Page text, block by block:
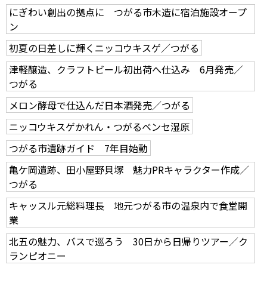
にぎわい創出の拠点に つがる市木造に宿泊施設オープ
ン
初夏の日差しに輝くニッコウキスゲ／つがる
津軽醸造、クラフトビール初出荷へ仕込み 6月発売／
つがる
メロン酵母で仕込んだ日本酒発売／つがる
ニッコウキスゲかれん・つがるベンセ湿原
つがる市遺跡ガイド 7年目始動
亀ケ岡遺跡、田小屋野貝塚 魅力PRキャラクター作成／
つがる
キャッスル元総料理長 地元つがる市の温泉内で食堂開
業
北五の魅力、バスで巡ろう 30日から日帰りツアー／ク
ランピオニー